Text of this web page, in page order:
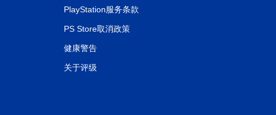
PlayStation服务条款
PS Store取消政策
健康警告
关于评级